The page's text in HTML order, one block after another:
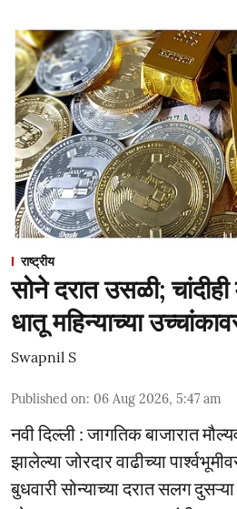
राष्ट्रीय
सोने दरात उसळी; चांदीही
धातू महिन्याच्या
Swapnil S
Published on: 06 Aug 2026, 5:47 am
नवी दिल्ली : जागतिक बाजारात
झालेल्या जोरदार वाढीच्या
बुधवारी सोन्याच्या दरात सलग